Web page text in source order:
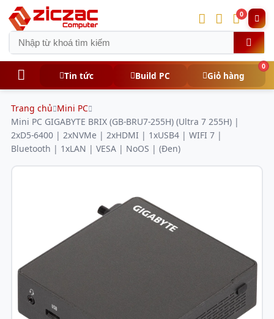
0
Tin tức Build PC Giỏ hàng
0
Trang chủ Mini PC
Mini PC GIGABYTE BRIX (GB-BRU7-255H) (Ultra 7 255H) |
2xD5-6400 | 2xNVMe | 2xHDMI | 1xUSB4 | WIFI 7 |
Bluetooth | 1xLAN | VESA | NoOS | (Đen)